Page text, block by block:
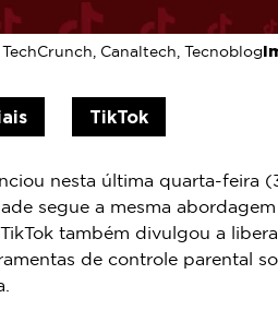
TechCrunch, Canaltech, Tecnoblog
TikTok
nesta última quarta-feira
segue a mesma
também divulgou a
de controle parental